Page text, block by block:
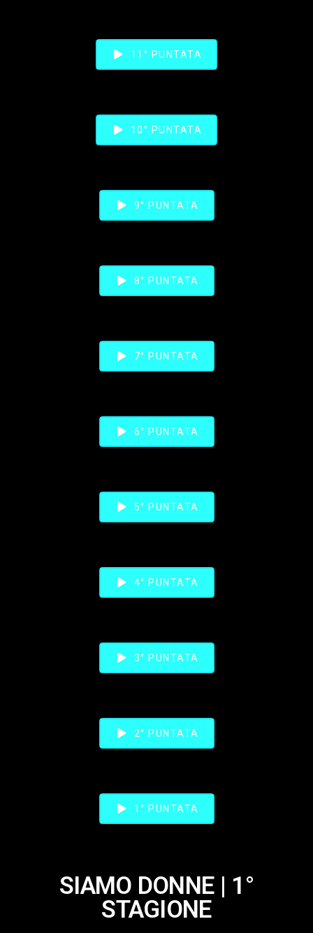
11° PUNTATA
10° PUNTATA
9° PUNTATA
8° PUNTATA
7° PUNTATA
6° PUNTATA
5° PUNTATA
4° PUNTATA
3° PUNTATA
2° PUNTATA
1° PUNTATA
SIAMO DONNE | 1°
STAGIONE